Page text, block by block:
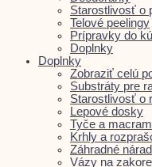
Starostlivosť o
Telové peelingy
Prípravky do
Doplnky
Doplnky
Zobraziť celú
Substráty pre
Starostlivosť o
Lepové dosky
Tyče a
Krhly a
Záhradné
Vázy na